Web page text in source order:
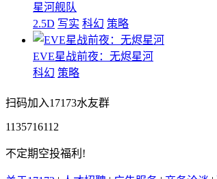
星河舰队
2.5D 写实 科幻 策略
EVE星战前夜：无烬星河
科幻 策略
扫码加入17173水友群
1135716112
不定期空投福利!